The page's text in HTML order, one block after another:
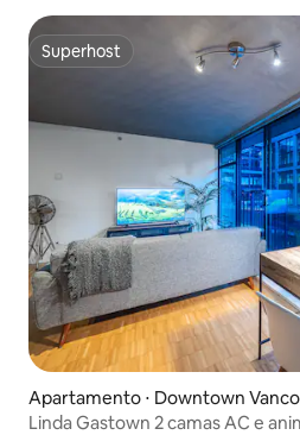
Superhost
Superhost
Apartamento ⋅ Downtown
Linda Gastown 2 camas AC e